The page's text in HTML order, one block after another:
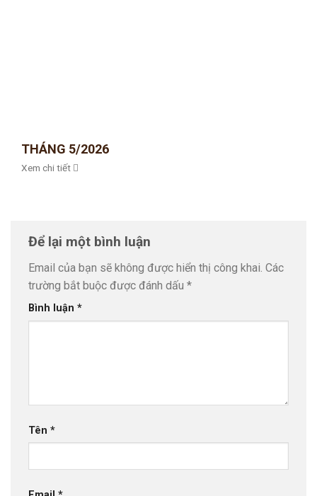
THÁNG 5/2026
Xem chi tiết
Để lại một bình luận
Email của bạn sẽ không được hiển thị công khai. Các
trường bắt buộc được đánh dấu *
Bình luận *
Tên *